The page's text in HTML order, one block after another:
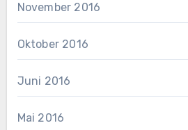
November 2016
Oktober 2016
Juni 2016
Mai 2016